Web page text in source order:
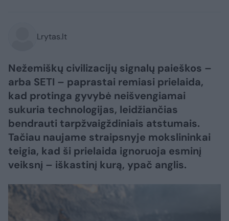
Lrytas.lt
Nežemiškų civilizacijų signalų paieškos –
arba SETI – paprastai remiasi prielaida,
kad protinga gyvybė neišvengiamai
sukuria technologijas, leidžiančias
bendrauti tarpžvaigždiniais atstumais.
Tačiau naujame straipsnyje mokslininkai
teigia, kad ši prielaida ignoruoja esminį
veiksnį – iškastinį kurą, ypač anglis.